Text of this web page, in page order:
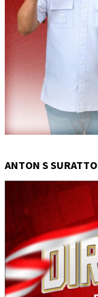
ANTON S SURATTO